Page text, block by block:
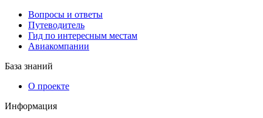
Вопросы и ответы
Путеводитель
Гид по интересным местам
Авиакомпании
База знаний
О проекте
Информация